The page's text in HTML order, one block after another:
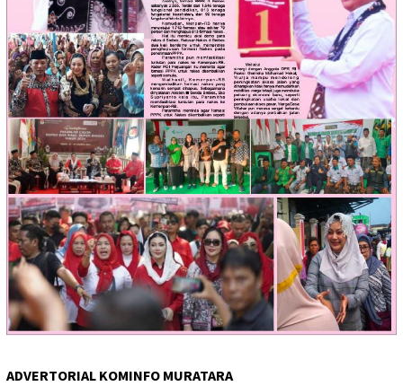
ADVERTORIAL KOMINFO MURATARA